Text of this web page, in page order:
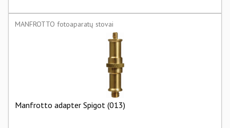
MANFROTTO fotoaparatų stovai
Manfrotto adapter Spigot (013)